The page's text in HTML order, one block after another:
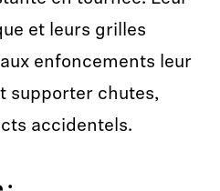
et leurs grilles
enfoncements leur
supporter chutes,
accidentels.